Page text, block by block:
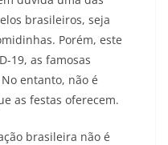
brasileiros, seja
Porém, este
19, as famosas
entanto, não é
as festas oferecem.
brasileira não é